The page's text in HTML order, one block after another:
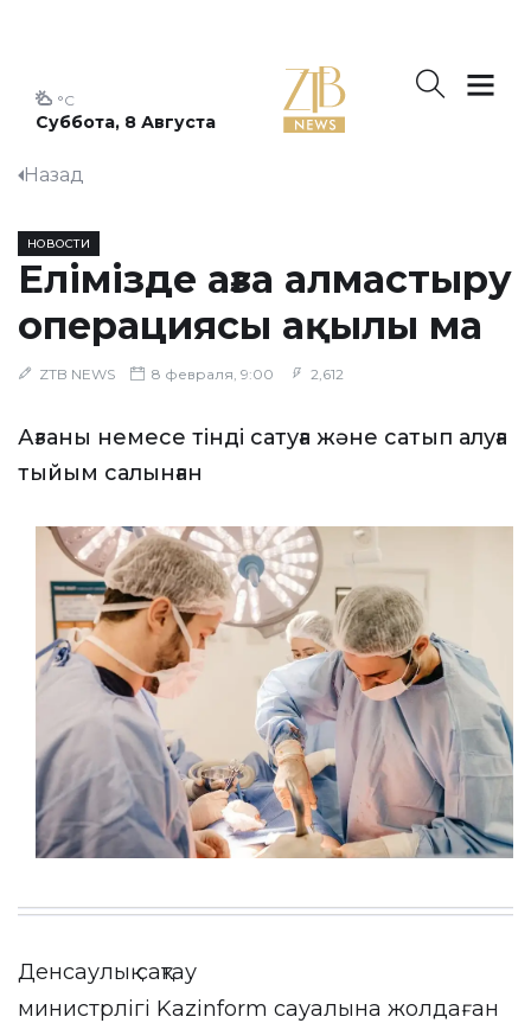
Суббота, 8 Августа
°C
Назад
НОВОСТИ
Елімізде ағза алмастыру
операциясы ақылы ма
ZTB NEWS 8 февраля, 9:00 2,612
Ағзаны немесе тінді сатуға және сатып алуға
тыйым салынған
Денсаулық сақтау
министрлігі Kazinform сауалына жолдаған